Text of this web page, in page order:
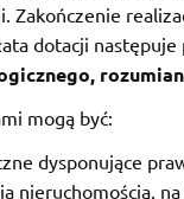
Zakończenie
dotacji
mogą być:
dysponujące
nieruchomością,